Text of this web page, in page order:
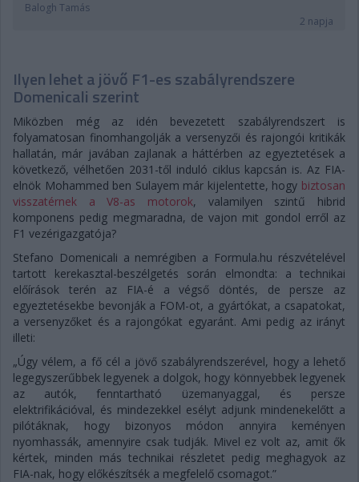
Balogh Tamás
2 napja
Ilyen lehet a jövő F1-es szabályrendszere
Domenicali szerint
Miközben még az idén bevezetett szabályrendszert is
folyamatosan finomhangolják a versenyzői és rajongói kritikák
hallatán, már javában zajlanak a háttérben az egyeztetések a
következő, vélhetően 2031-től induló ciklus kapcsán is. Az FIA-
elnök Mohammed ben Sulayem már kijelentette, hogy biztosan
visszatérnek a V8-as motorok, valamilyen szintű hibrid
komponens pedig megmaradna, de vajon mit gondol erről az
F1 vezérigazgatója?
Stefano Domenicali a nemrégiben a Formula.hu részvételével
tartott kerekasztal-beszélgetés során elmondta: a technikai
előírások terén az FIA-é a végső döntés, de persze az
egyeztetésekbe bevonják a FOM-ot, a gyártókat, a csapatokat,
a versenyzőket és a rajongókat egyaránt. Ami pedig az irányt
illeti:
„Úgy vélem, a fő cél a jövő szabályrendszerével, hogy a lehető
legegyszerűbbek legyenek a dolgok, hogy könnyebbek legyenek
az autók, fenntartható üzemanyaggal, és persze
elektrifikációval, és mindezekkel esélyt adjunk mindenekelőtt a
pilótáknak, hogy bizonyos módon annyira keményen
nyomhassák, amennyire csak tudják. Mivel ez volt az, amit ők
kértek, minden más technikai részletet pedig meghagyok az
FIA-nak, hogy előkészítsék a megfelelő csomagot.”